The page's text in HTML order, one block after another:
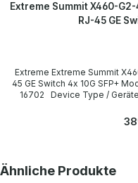
Extreme Summit X460-
RJ-45 GE
45 GE Switch 4x 10G SFP+ Model: X460-G2-48t-10GE4-Base P/N:
16702 Device Type / Gerätetyp Ethernet Switch Form Factor /
Rack mountable, without
Gehäuselüfter 2 x Power Supply / Netzteil 2 x Power Cord /
Produktgalerie überspringen
Ähnliche Produkte